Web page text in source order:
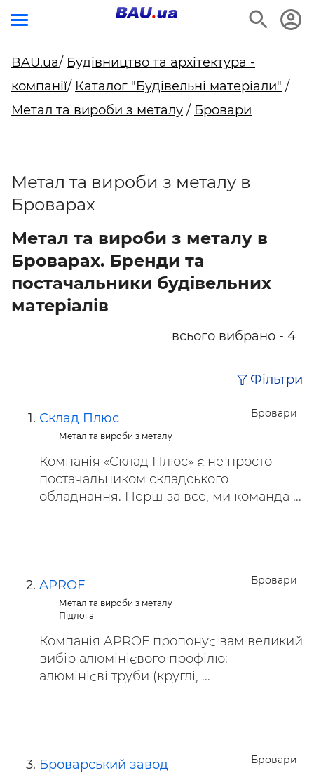
BAU.ua/ Будівництво та архітектура -
компанії/ Каталог "Будівельні матеріали" /
Метал та вироби з металу / Бровари
Метал та вироби з металу в
Броварах
Метал та вироби з металу в
Броварах. Бренди та
постачальники будівельних
матеріалів
всього вибрано - 4
Фільтри
Бровари
Склад Плюс
Метал та вироби з металу
Компанія «Склад Плюс» є не просто
постачальником складського
обладнання. Перш за все, ми команда ...
Бровари
APROF
Метал та вироби з металу
Підлога
Компанія APROF пропонує вам великий
вибір алюмінієвого профілю: -
алюмінієві труби (круглі, ...
Бровари
Броварський завод